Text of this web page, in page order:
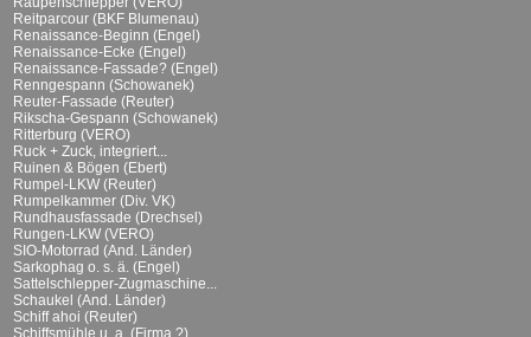
Reitparcour (BKF Blumenau)
Renaissance-Beginn (Engel)
Renaissance-Ecke (Engel)
Renaissance-Fassade? (Engel)
Renngespann (Schowanek)
Reuter-Fassade (Reuter)
Rikscha-Gespann (Schowanek)
Ritterburg (VERO)
Ruck + Zuck, integriert...
Ruinen & Bögen (Ebert)
Rumpel-LKW (Reuter)
Rumpelkammer (Div. VK)
Rundhausfassade (Drechsel)
Rungen-LKW (VERO)
SIO-Motorrad (And. Länder)
Sarkophag o. s. ä. (Engel)
Sattelschlepper-Zugmaschine...
Schaukel (And. Länder)
Schiff ahoi (Reuter)
Schiffsmühle u. a. (Firma ?)